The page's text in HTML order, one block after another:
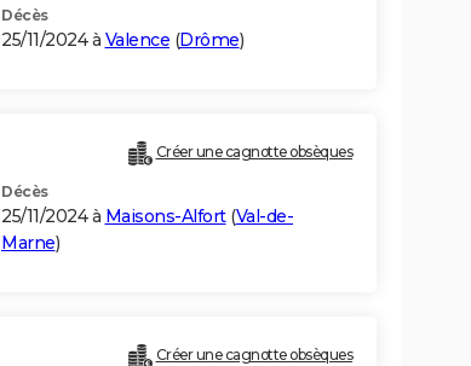
Décès
25/11/2024 à Valence (Drôme)
Créer une cagnotte obsèques
Décès
25/11/2024 à Maisons-Alfort(Val-de-
Marne)
Créer une cagnotte obsèques